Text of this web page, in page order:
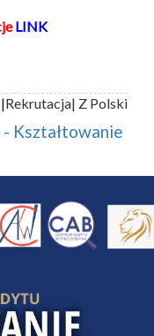
LINK
Rekrutacja| Z Polski
Kształtowanie